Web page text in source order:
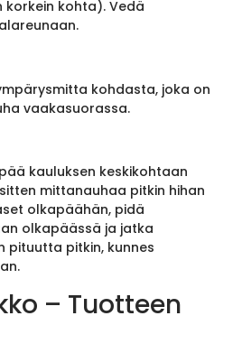
kohta). Vedä
kohdasta, joka on
vaakasuorassa.
kauluksen keskikohtaan
mittanauhaa pitkin hihan
olkapäähän, pidä
olkapäässä ja jatka
pituutta pitkin, kunnes
– Tuotteen